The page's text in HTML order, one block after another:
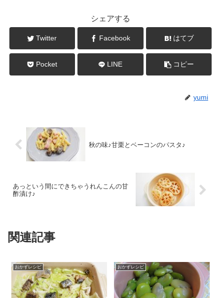
シェアする
Twitter Facebook はてブ
Pocket LINE コピー
yumi
秋の味♪甘栗とベーコンのパスタ♪
あっという間にできちゃうれんこんの甘
酢漬け♪
関連記事
おかずレシピ おかずレシピ